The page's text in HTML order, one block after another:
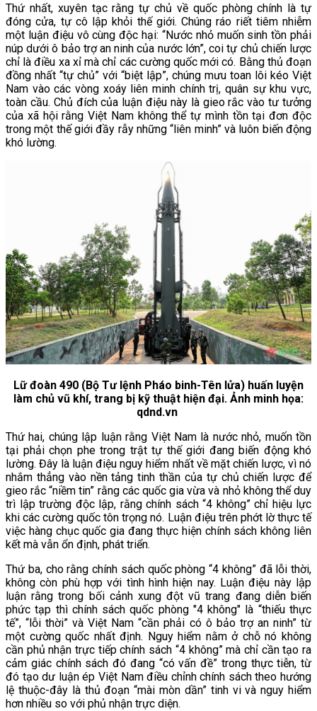
Thứ nhất, xuyên tạc rằng tự chủ về quốc phòng chính là tự
đóng cửa, tự cô lập khỏi thế giới. Chúng ráo riết tiêm nhiễm
một luận điệu vô cùng độc hại: “Nước nhỏ muốn sinh tồn phải
núp dưới ô bảo trợ an ninh của nước lớn”, coi tự chủ chiến lược
chỉ là điều xa xỉ mà chỉ các cường quốc mới có. Bằng thủ đoạn
đồng nhất “tự chủ” với “biệt lập”, chúng mưu toan lôi kéo Việt
Nam vào các vòng xoáy liên minh chính trị, quân sự khu vực,
toàn cầu. Chủ đích của luận điệu này là gieo rắc vào tư tưởng
của xã hội rằng Việt Nam không thể tự mình tồn tại đơn độc
trong một thế giới đầy rẫy những “liên minh” và luôn biến động
khó lường.
Lữ đoàn 490 (Bộ Tư lệnh Pháo binh-Tên lửa) huấn luyện
làm chủ vũ khí, trang bị kỹ thuật hiện đại. Ảnh minh họa:
qdnd.vn
Thứ hai, chúng lập luận rằng Việt Nam là nước nhỏ, muốn tồn
tại phải chọn phe trong trật tự thế giới đang biến động khó
lường. Đây là luận điệu nguy hiểm nhất về mặt chiến lược, vì nó
nhắm thẳng vào nền tảng tinh thần của tự chủ chiến lược để
gieo rắc “niềm tin” rằng các quốc gia vừa và nhỏ không thể duy
trì lập trường độc lập, rằng chính sách “4 không” chỉ hiệu lực
khi các cường quốc tôn trọng nó. Luận điệu trên phớt lờ thực tế
việc hàng chục quốc gia đang thực hiện chính sách không liên
kết mà vẫn ổn định, phát triển.
Thứ ba, cho rằng chính sách quốc phòng “4 không” đã lỗi thời,
không còn phù hợp với tình hình hiện nay. Luận điệu này lập
luận rằng trong bối cảnh xung đột vũ trang đang diễn biến
phức tạp thì chính sách quốc phòng "4 không" là “thiếu thực
tế”, “lỗi thời” và Việt Nam “cần phải có ô bảo trợ an ninh” từ
một cường quốc nhất định. Nguy hiểm nằm ở chỗ nó không
cần phủ nhận trực tiếp chính sách “4 không” mà chỉ cần tạo ra
cảm giác chính sách đó đang “có vấn đề” trong thực tiễn, từ
đó tạo dư luận ép Việt Nam điều chỉnh chính sách theo hướng
lệ thuộc-đây là thủ đoạn “mài mòn dần” tinh vi và nguy hiểm
hơn nhiều so với phủ nhận trực diện.